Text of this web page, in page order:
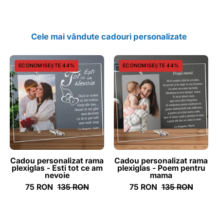
Cele mai vândute cadouri personalizate
Cadou
personalizat
rama
plexiglas
tot
ce
am
nevoie
-
ECONOMISEȘTE 44%
Cadou personalizat rama
plexiglas - Esti tot ce am
nevoie
75 RON 135 RON
Cadou
personalizat
rama
plexiglas
Poem
pentru
mama
-
ghizbi.ro
ECONOMISEȘTE 44%
Cadou personalizat rama
plexiglas - Poem pentru
mama
75 RON 135 RON